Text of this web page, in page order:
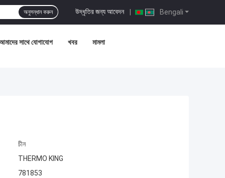
Bengali
উদ্ধৃতির জন্য আবেদন |
অনুসন্ধান করুন
সাথে যোগাযোগ খবর মামলা
চীন
THERMO KING
781853